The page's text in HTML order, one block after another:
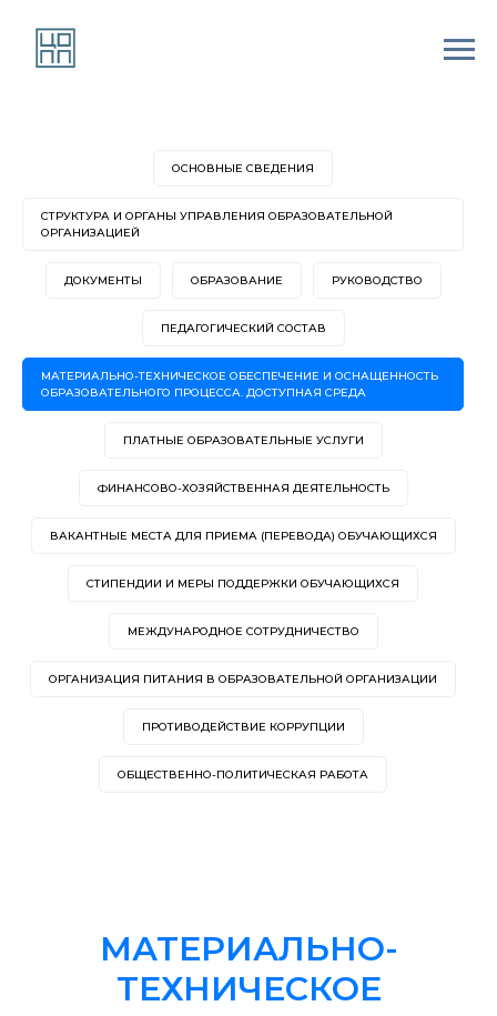
ОСНОВНЫЕ СВЕДЕНИЯ
СТРУКТУРА И ОРГАНЫ УПРАВЛЕНИЯ ОБРАЗОВАТЕЛЬНОЙ
ОРГАНИЗАЦИЕЙ
ДОКУМЕНТЫ ОБРАЗОВАНИЕ РУКОВОДСТВО
ПЕДАГОГИЧЕСКИЙ СОСТАВ
МАТЕРИАЛЬНО-ТЕХНИЧЕСКОЕ ОБЕСПЕЧЕНИЕ И ОСНАЩЕННОСТЬ
ОБРАЗОВАТЕЛЬНОГО ПРОЦЕССА. ДОСТУПНАЯ СРЕДА
ПЛАТНЫЕ ОБРАЗОВАТЕЛЬНЫЕ УСЛУГИ
ФИНАНСОВО-ХОЗЯЙСТВЕННАЯ ДЕЯТЕЛЬНОСТЬ
ВАКАНТНЫЕ МЕСТА ДЛЯ ПРИЕМА (ПЕРЕВОДА) ОБУЧАЮЩИХСЯ
СТИПЕНДИИ И МЕРЫ ПОДДЕРЖКИ ОБУЧАЮЩИХСЯ
МЕЖДУНАРОДНОЕ СОТРУДНИЧЕСТВО
ОРГАНИЗАЦИЯ ПИТАНИЯ В ОБРАЗОВАТЕЛЬНОЙ ОРГАНИЗАЦИИ
ПРОТИВОДЕЙСТВИЕ КОРРУПЦИИ
ОБЩЕСТВЕННО-ПОЛИТИЧЕСКАЯ РАБОТА
МАТЕРИАЛЬНО-
ТЕХНИЧЕСКОЕ